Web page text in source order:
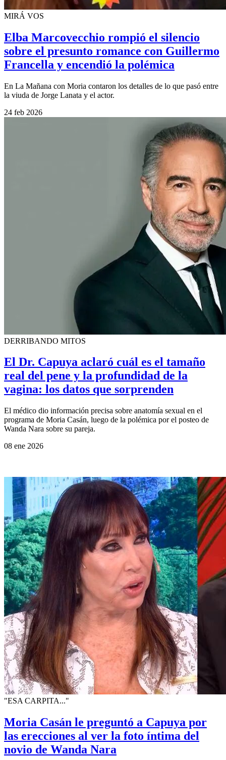
MIRÁ VOS
Elba Marcovecchio rompió el silencio
sobre el presunto romance con Guillermo
Francella y encendió la polémica
En La Mañana con Moria contaron los detalles de lo que pasó entre
la viuda de Jorge Lanata y el actor.
24 feb 2026
DERRIBANDO MITOS
El Dr. Capuya aclaró cuál es el tamaño
real del pene y la profundidad de la
vagina: los datos que sorprenden
El médico dio información precisa sobre anatomía sexual en el
programa de Moria Casán, luego de la polémica por el posteo de
Wanda Nara sobre su pareja.
08 ene 2026
"ESA CARPITA..."
Moria Casán le preguntó a Capuya por
las erecciones al ver la foto íntima del
novio de Wanda Nara